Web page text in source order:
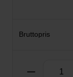
Ta bort